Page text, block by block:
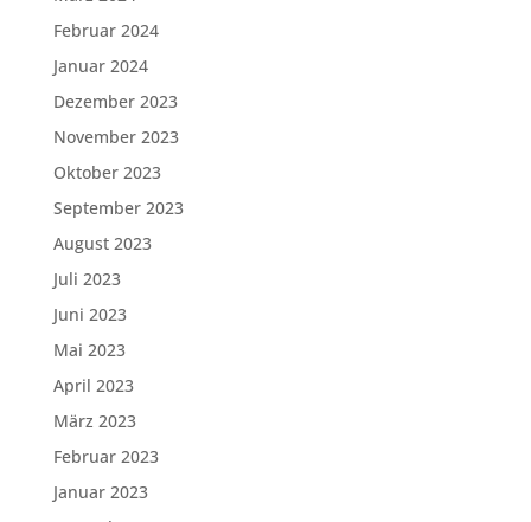
Februar 2024
Januar 2024
Dezember 2023
November 2023
Oktober 2023
September 2023
August 2023
Juli 2023
Juni 2023
Mai 2023
April 2023
März 2023
Februar 2023
Januar 2023